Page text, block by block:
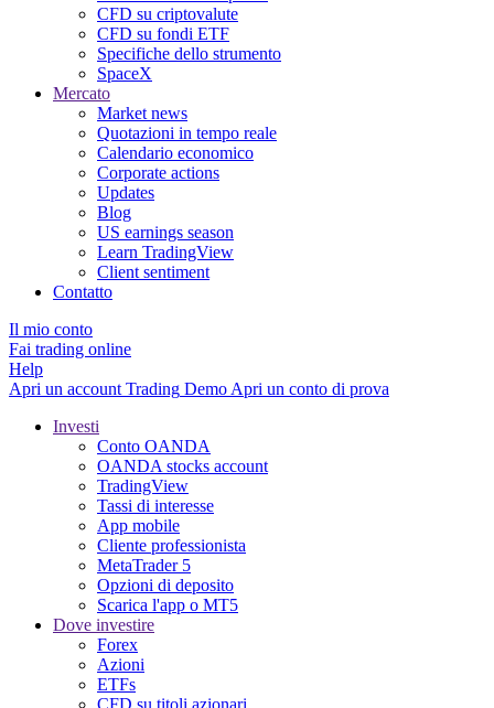
CFD su criptovalute
CFD su fondi ETF
Specifiche dello strumento
SpaceX
Mercato
Market news
Quotazioni in tempo reale
Calendario economico
Corporate actions
Updates
Blog
US earnings season
Learn TradingView
Client sentiment
Contatto
Il mio conto
Fai trading online
Help
Apri un account Trading Demo Apri un conto di prova
Investi
Conto OANDA
OANDA stocks account
TradingView
Tassi di interesse
App mobile
Cliente professionista
MetaTrader 5
Opzioni di deposito
Scarica l'app o MT5
Dove investire
Forex
Azioni
ETFs
CFD su titoli azionari